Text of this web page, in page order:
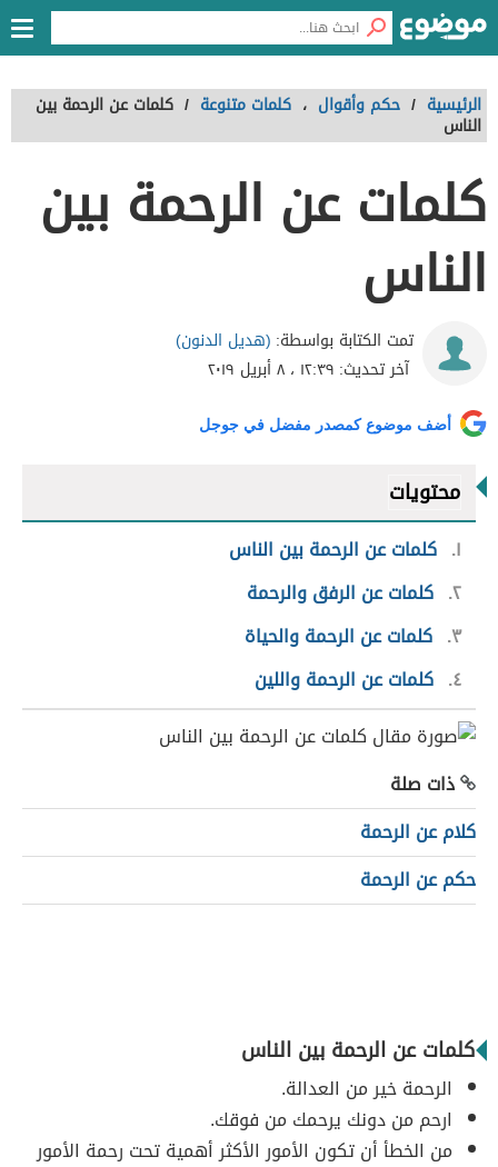
الرئيسية / حكم وأقوال ، كلمات متنوعة / كلمات عن الرحمة بين
الناس
كلمات عن الرحمة بين
الناس
تمت الكتابة بواسطة: (هديل الدنون)
آخر تحديث: ١٢:٣٩ ، ٨ أبريل ٢٠١٩
أضف موضوع كمصدر مفضل في جوجل
محتويات
١ كلمات عن الرحمة بين الناس
٢ كلمات عن الرفق والرحمة
٣ كلمات عن الرحمة والحياة
٤ كلمات عن الرحمة واللين
ذات صلة
كلام عن الرحمة
حكم عن الرحمة
كلمات عن الرحمة بين الناس
الرحمة خير من العدالة.
ارحم من دونك يرحمك من فوقك.
من الخطأ أن تكون الأمور الأكثر أهمية تحت رحمة الأمور